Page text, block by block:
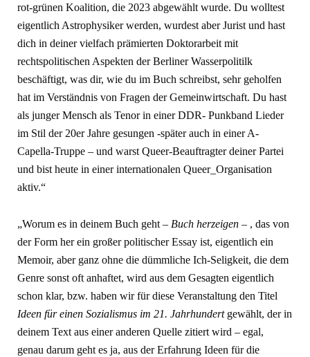
rot-grünen Koalition, die 2023 abgewählt wurde. Du wolltest
eigentlich Astrophysiker werden, wurdest aber Jurist und hast
dich in deiner vielfach prämierten Doktorarbeit mit
rechtspolitischen Aspekten der Berliner Wasserpolitilk
beschäftigt, was dir, wie du im Buch schreibst, sehr geholfen
hat im Verständnis von Fragen der Gemeinwirtschaft. Du hast
als junger Mensch als Tenor in einer DDR- Punkband Lieder
im Stil der 20er Jahre gesungen -später auch in einer A-
Capella-Truppe – und warst Queer-Beauftragter deiner Partei
und bist heute in einer internationalen Queer_Organisation
aktiv.“
„Worum es in deinem Buch geht – Buch herzeigen – , das von
der Form her ein großer politischer Essay ist, eigentlich ein
Memoir, aber ganz ohne die dümmliche Ich-Seligkeit, die dem
Genre sonst oft anhaftet, wird aus dem Gesagten eigentlich
schon klar, bzw. haben wir für diese Veranstaltung den Titel
Ideen für einen Sozialismus im 21. Jahrhundert gewählt, der in
deinem Text aus einer anderen Quelle zitiert wird – egal,
genau darum geht es ja, aus der Erfahrung Ideen für die